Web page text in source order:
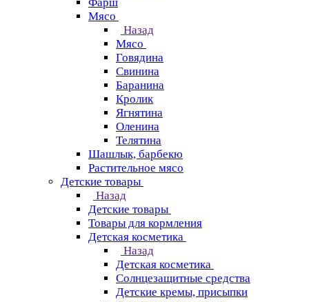
Мясо
Назад
Мясо
Говядина
Свинина
Баранина
Кролик
Ягнятина
Оленина
Телятина
Шашлык, барбекю
Растительное мясо
Детские товары
Назад
Детские товары
Товары для кормления
Детская косметика
Назад
Детская косметика
Солнцезащитные средства
Детские кремы, присыпки